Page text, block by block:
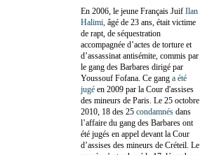
En 2006, le jeune Français Juif Ilan
Halimi, âgé de 23 ans, était victime
de rapt, de séquestration
accompagnée d’actes de torture et
d’assassinat antisémite, commis par
le gang des Barbares dirigé par
Youssouf Fofana. Ce gang a été
jugé en 2009 par la Cour d'assises
des mineurs de Paris. Le 25 octobre
2010, 18 des 25 condamnés dans
l’affaire du gang des Barbares ont
été jugés en appel devant la Cour
d’assises des mineurs de Créteil. Le